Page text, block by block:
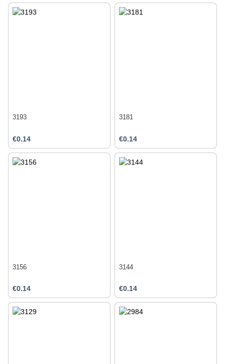
3193
€0.14
3181
€0.14
3156
€0.14
3144
€0.14